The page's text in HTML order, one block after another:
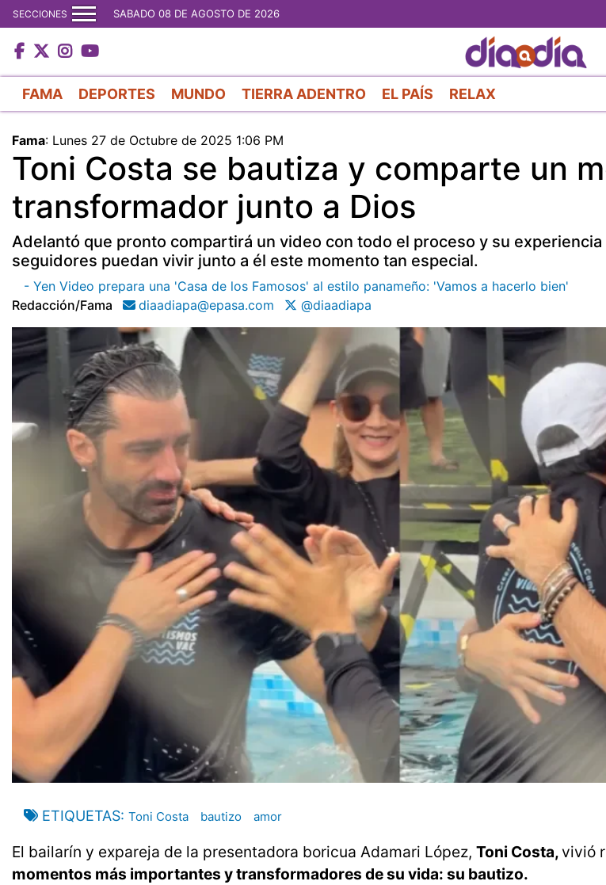
al
contenido
principal
SECCIONES SABADO 08 DE AGOSTO DE 2026
FAMA DEPORTES MUNDO TIERRA ADENTRO EL PAÍS RELAX
Fama: Lunes 27 de Octubre de 2025 1:06 PM
Toni Costa se bautiza y comparte un
transformador junto a Dios
Adelantó que pronto compartirá un video con todo el proceso y su experiencia
seguidores puedan vivir junto a él este momento tan especial.
- Yen Video prepara una 'Casa de los Famosos' al estilo panameño: 'Vamos a hacerlo bien'
Redacción/fama
diaadiapa@epasa.com @diaadiapa
ETIQUETAS Toni Costa bautizo amor
El bailarín y expareja de la presentadora boricua Adamari López, Toni Costa,vivió
momentos más importantes y transformadores de su vida: su bautizo.